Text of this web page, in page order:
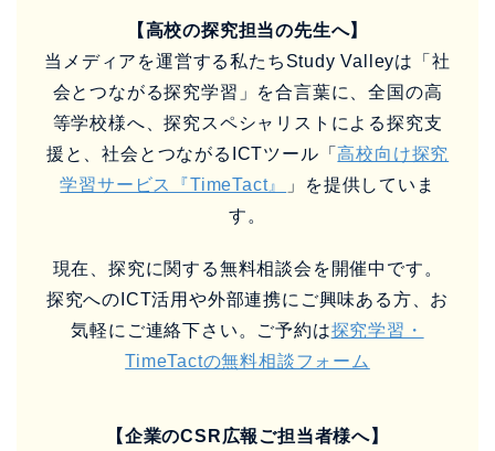
【高校の探究担当の先生へ】
当メディアを運営する私たちStudy Valleyは「社
会とつながる探究学習」を合言葉に、全国の高
等学校様へ、探究スペシャリストによる探究支
援と、社会とつながるICTツール「高校向け探究
学習サービス『TimeTact』
」を提供していま
す。
現在、探究に関する無料相談会を開催中です。
探究へのICT活用や外部連携にご興味ある方、お
気軽にご連絡下さい。ご予約は探究学習・
TimeTactの無料相談フォーム
【企業のCSR広報ご担当者様へ】